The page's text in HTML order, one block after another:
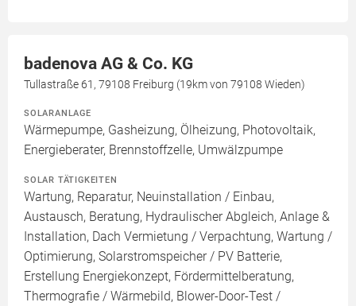
badenova AG & Co. KG
Tullastraße 61, 79108 Freiburg (19km von 79108 Wieden)
SOLARANLAGE
Wärmepumpe, Gasheizung, Ölheizung, Photovoltaik,
Energieberater, Brennstoffzelle, Umwälzpumpe
SOLAR TÄTIGKEITEN
Wartung, Reparatur, Neuinstallation / Einbau,
Austausch, Beratung, Hydraulischer Abgleich, Anlage &
Installation, Dach Vermietung / Verpachtung, Wartung /
Optimierung, Solarstromspeicher / PV Batterie,
Erstellung Energiekonzept, Fördermittelberatung,
Thermografie / Wärmebild, Blower-Door-Test /